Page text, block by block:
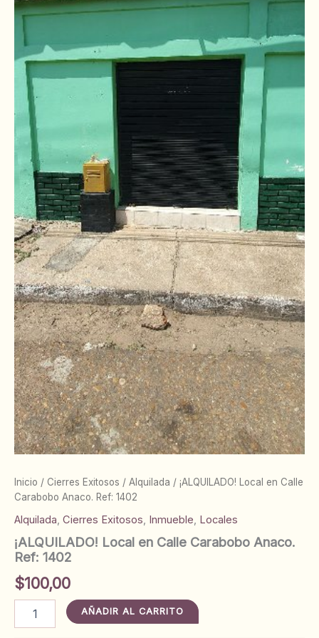
Inicio / Cierres Exitosos / Alquilada / ¡ALQUILADO! Local en Calle
Carabobo Anaco. Ref: 1402
Alquilada, Cierres Exitosos, Inmueble, Locales
¡ALQUILADO! Local en Calle Carabobo Anaco.
Ref: 1402
$100,00
¡ALQUILADO!
Local
AÑADIR AL CARRITO